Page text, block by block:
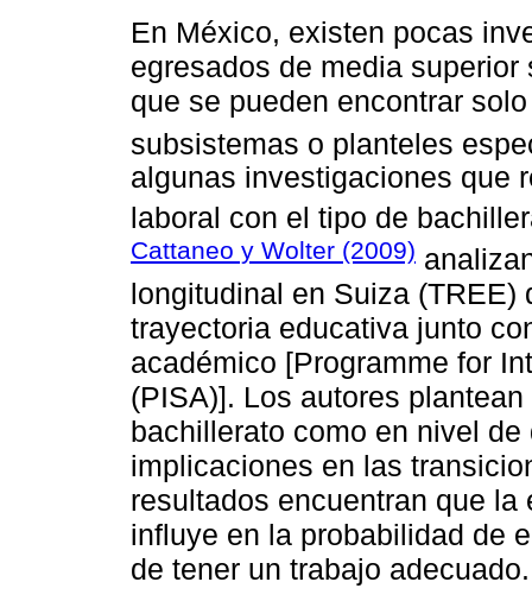
En México, existen pocas
egresados de media
que se pueden encontrar
subsistemas o planteles
algunas investigaciones que
laboral con el tipo de
Cattaneo y Wolter (2009)
longitudinal en Suiza (TREE)
trayectoria educativa junto
académico [Programme for
(PISA)]. Los autores
bachillerato como en nivel
implicaciones en las
resultados encuentran que
influye en la probabilidad de
de tener un trabajo adecuado.